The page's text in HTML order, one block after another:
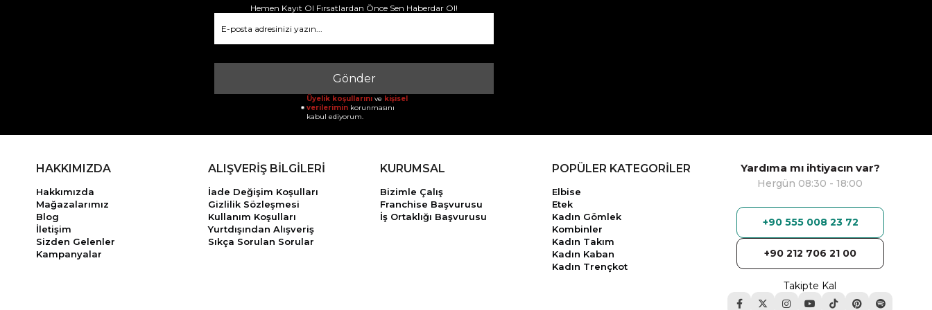
Hemen Kayıt Ol Fırsatlardan Önce Sen Haberdar Ol!
Gönder
Üyelik koşullarını ve kişisel
verilerimin korunmasını
kabul ediyorum.
HAKKIMIZDA
Hakkımızda
Mağazalarımız
Blog
İletişim
Sizden Gelenler
Kampanyalar
ALIŞVERİŞ BİLGİLERİ
İade Değişim Koşulları
Gizlilik Sözleşmesi
Kullanım Koşulları
Yurtdışından Alışveriş
Sıkça Sorulan Sorular
KURUMSAL
Bizimle Çalış
Franchise Başvurusu
İş Ortaklığı Başvurusu
POPÜLER KATEGORİLER
Elbise
Etek
Kadın Gömlek
Kombinler
Kadın Takım
Kadın Kaban
Kadın Trençkot
Yardıma mı ihtiyacın var?
Hergün 08:30 - 18:00
+90 555 008 23 72
+90 212 706 21 00
Takipte Kal